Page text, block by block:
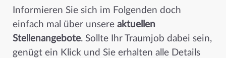
Informieren Sie sich im Folgenden doch
einfach mal über unsere aktuellen
Stellenangebote. Sollte Ihr Traumjob dabei sein,
genügt ein Klick und Sie erhalten alle Details